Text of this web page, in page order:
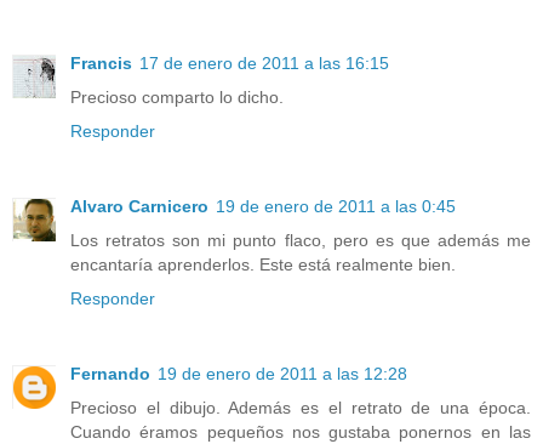
Francis 17 de enero de 2011 a las 16:15
Precioso comparto lo dicho.
Responder
Alvaro Carnicero 19 de enero de 2011 a las 0:45
Los retratos son mi punto flaco, pero es que además me
encantaría aprenderlos. Este está realmente bien.
Responder
Fernando 19 de enero de 2011 a las 12:28
Precioso el dibujo. Además es el retrato de una época.
Cuando éramos pequeños nos gustaba ponernos en las